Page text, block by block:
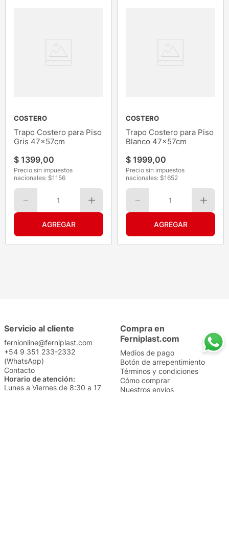
COSTERO
Trapo Costero para Piso
Gris 47x57cm
$ 1399,00
Precio sin impuestos
nacionales: $1156
1
COSTERO
Trapo Costero para Piso
Blanco 47x57cm
$ 1999,00
Precio sin impuestos
nacionales: $1652
1
Servicio al cliente
fernionline@ferniplast.com
+54 9 351 233-2332
(WhatsApp)
Contacto
Horario de atención:
Lunes a Viernes de 8:30 a 17
Compra en
Ferniplast.com
Medios de pago
Botón de arrepentimiento
Términos y condiciones
Cómo comprar
Nuestros envíos